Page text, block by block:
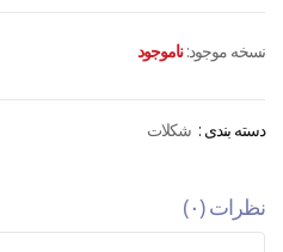
نسخه موجود: ناموجود
دسته بندی : شکلات
نظرات (۰)